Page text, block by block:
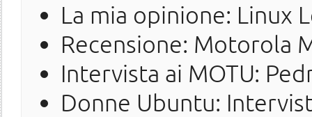
La mia opinione: Linux
Recensione: Motorola
Intervista ai MOTU:
Donne Ubuntu: